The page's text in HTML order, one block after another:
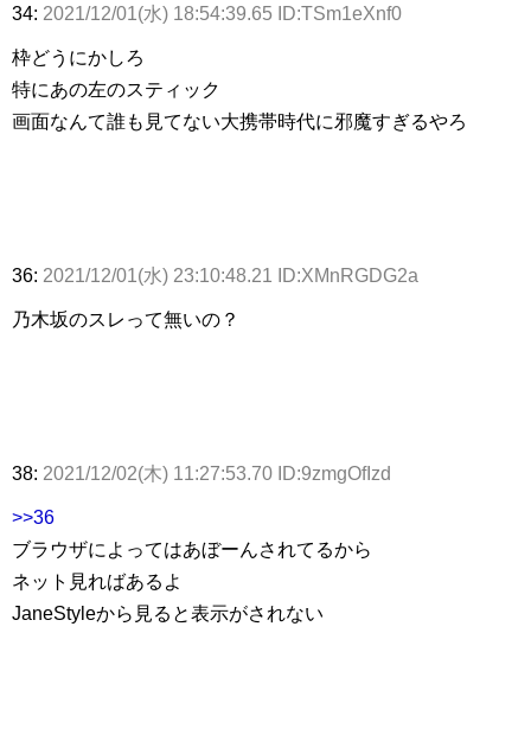
34: 2021/12/01(水) 18:54:39.65 ID:TSm1eXnf0
枠どうにかしろ
特にあの左のスティック
画面なんて誰も見てない大携帯時代に邪魔すぎるやろ
36: 2021/12/01(水) 23:10:48.21 ID:XMnRGDG2a
乃木坂のスレって無いの？
38: 2021/12/02(木) 11:27:53.70 ID:9zmgOfIzd
>>36
ブラウザによってはあぼーんされてるから
ネット見ればあるよ
JaneStyleから見ると表示がされない